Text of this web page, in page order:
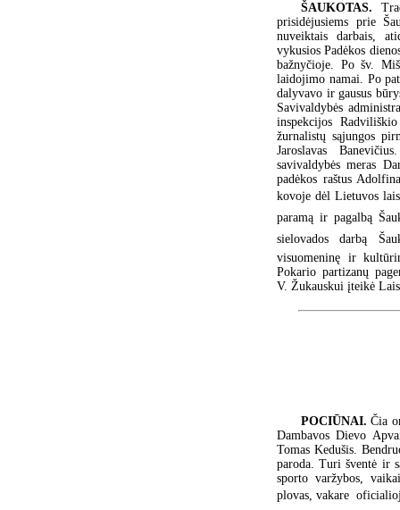
ŠAUKOTAS.
prisidėjusiems prie
nuveiktais darbais,
vykusios Padėkos
bažnyčioje. Po šv.
laidojimo namai. Po
dalyvavo ir gausus
Savivaldybės
inspekcijos
žurnalistų sąjungos
Jaroslavas
savivaldybės meras
padėkos raštus
kovoje dėl Lietuvos
paramą ir pagalbą
sielovados darbą
visuomeninę ir
Pokario partizanų
V. Žukauskui įteikė
POCIŪNAI.Čia
Dambavos Dievo
Tomas Kedušis.
paroda. Turi šventė ir
sporto varžybos,
plovas, vakare 